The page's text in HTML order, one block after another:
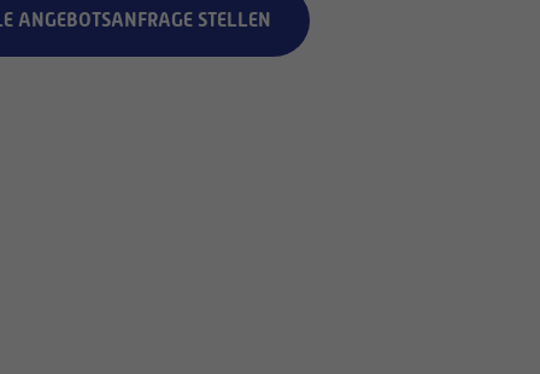
ANGEBOTSANFRAGE STELLEN